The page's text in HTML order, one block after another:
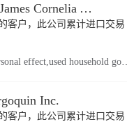
Russell James Cornelia Arlington Va
客户，此公司累计进口交易
personal effect,used household goods
Inc.
客户，此公司累计进口交易